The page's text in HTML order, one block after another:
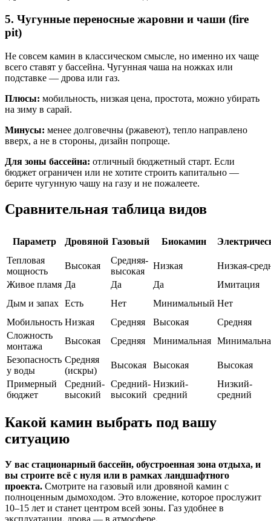
5. Чугунные переносные жаровни и чаши (fire
pit)
Не совсем камин в классическом смысле, но именно их чаще
всего ставят у бассейна. Чугунная чаша на ножках или
подставке — дрова или газ.
Плюсы: мобильность, низкая цена, простота, можно убирать
на зиму в сарай.
Минусы: менее долговечны (ржавеют), тепло направлено
вверх, а не в стороны, дизайн попроще.
Для зоны бассейна: отличный бюджетный старт. Если
бюджет ограничен или не хотите строить капитально —
берите чугунную чашу на газу и не пожалеете.
Сравнительная таблица видов
Параметр Дровяной Газовый Биокамин
Тепловая
мощность
Высокая
Средняя-
высокая
Низкая
Низкая-
Живое пламя Да Да Да
Имитация
Дым и запах Есть Нет Минимальный Нет
Мобильность Низкая Средняя Высокая
Средняя
Сложность
монтажа
Высокая Средняя Минимальная
Безопасность
у воды
Средняя
(искры)
Высокая Высокая
Высокая
Примерный
бюджет
Средний-
высокий
Средний-
высокий
Низкий-
средний
Низкий-
средний
Какой камин выбрать под вашу
ситуацию
У вас стационарный бассейн, обустроенная зона отдыха, и
вы строите всё с нуля или в рамках ландшафтного
проекта. Смотрите на газовый или дровяной камин с
полноценным дымоходом. Это вложение, которое прослужит
10–15 лет и станет центром всей зоны. Газ удобнее в